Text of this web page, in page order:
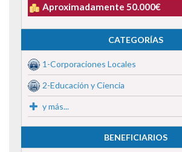
Aproximadamente 50.000€
CATEGORÍAS
1-Corporaciones Locales
2-Educación y Ciencia
y más...
BENEFICIARIOS